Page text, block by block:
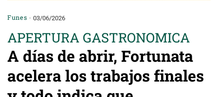
Funes 03/06/2026
APERTURA GASTRONOMICA
A días de abrir, Fortunata
acelera los trabajos finales